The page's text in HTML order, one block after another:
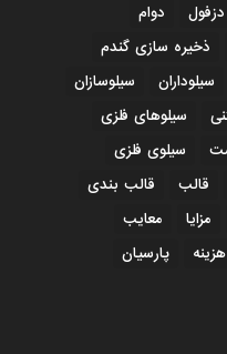
دزفول
دوام
ذخیره سازی گندم
سیلوداران
سیلوسازان
سیلوهای فلزی
سیلوی فلزی
قالب
قالب بندی
مزایا
معایب
هزینه
پارسیان